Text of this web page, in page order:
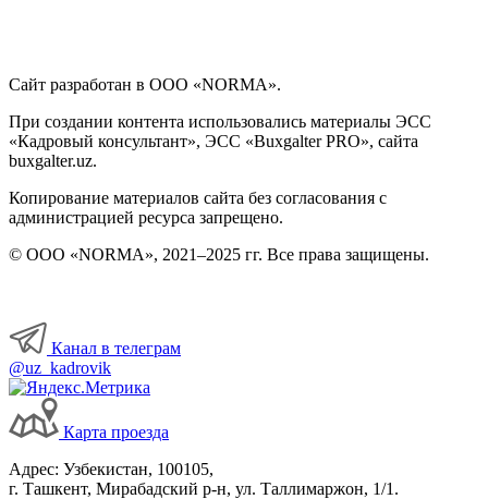
Сайт разработан в ООО «NORMA».
При создании контента использовались материалы ЭСС
«Кадровый консультант», ЭСС «Buxgalter PRO», сайта
buxgalter.uz.
Копирование материалов сайта без согласования с
администрацией ресурса запрещено.
© ООО «NORMA», 2021–2025 гг. Все права защищены.
Канал в телеграм
@uz_kadrovik
Карта проезда
Адрес: Узбекистан, 100105,
г. Ташкент, Мирабадский р-н, ул. Таллимаржон, 1/1.